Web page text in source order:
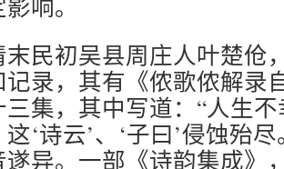
响。
末民初吴县周庄人叶楚伧
记录，其有《侬歌侬解录
集，其中写道：“人生
‘诗云’、‘子曰’侵蚀殆
遂异。一部《诗韵集成》